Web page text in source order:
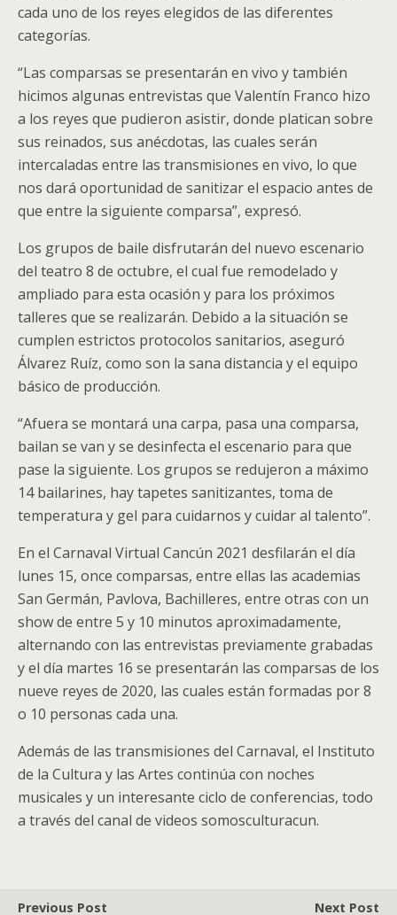
cada uno de los reyes elegidos de las diferentes
categorías.
“Las comparsas se presentarán en vivo y también
hicimos algunas entrevistas que Valentín Franco hizo
a los reyes que pudieron asistir, donde platican sobre
sus reinados, sus anécdotas, las cuales serán
intercaladas entre las transmisiones en vivo, lo que
nos dará oportunidad de sanitizar el espacio antes de
que entre la siguiente comparsa”, expresó.
Los grupos de baile disfrutarán del nuevo escenario
del teatro 8 de octubre, el cual fue remodelado y
ampliado para esta ocasión y para los próximos
talleres que se realizarán. Debido a la situación se
cumplen estrictos protocolos sanitarios, aseguró
Álvarez Ruíz, como son la sana distancia y el equipo
básico de producción.
“Afuera se montará una carpa, pasa una comparsa,
bailan se van y se desinfecta el escenario para que
pase la siguiente. Los grupos se redujeron a máximo
14 bailarines, hay tapetes sanitizantes, toma de
temperatura y gel para cuidarnos y cuidar al talento”.
En el Carnaval Virtual Cancún 2021 desfilarán el día
lunes 15, once comparsas, entre ellas las academias
San Germán, Pavlova, Bachilleres, entre otras con un
show de entre 5 y 10 minutos aproximadamente,
alternando con las entrevistas previamente grabadas
y el día martes 16 se presentarán las comparsas de los
nueve reyes de 2020, las cuales están formadas por 8
o 10 personas cada una.
Además de las transmisiones del Carnaval, el Instituto
de la Cultura y las Artes continúa con noches
musicales y un interesante ciclo de conferencias, todo
a través del canal de videos somosculturacun.
Previous Post Next Post